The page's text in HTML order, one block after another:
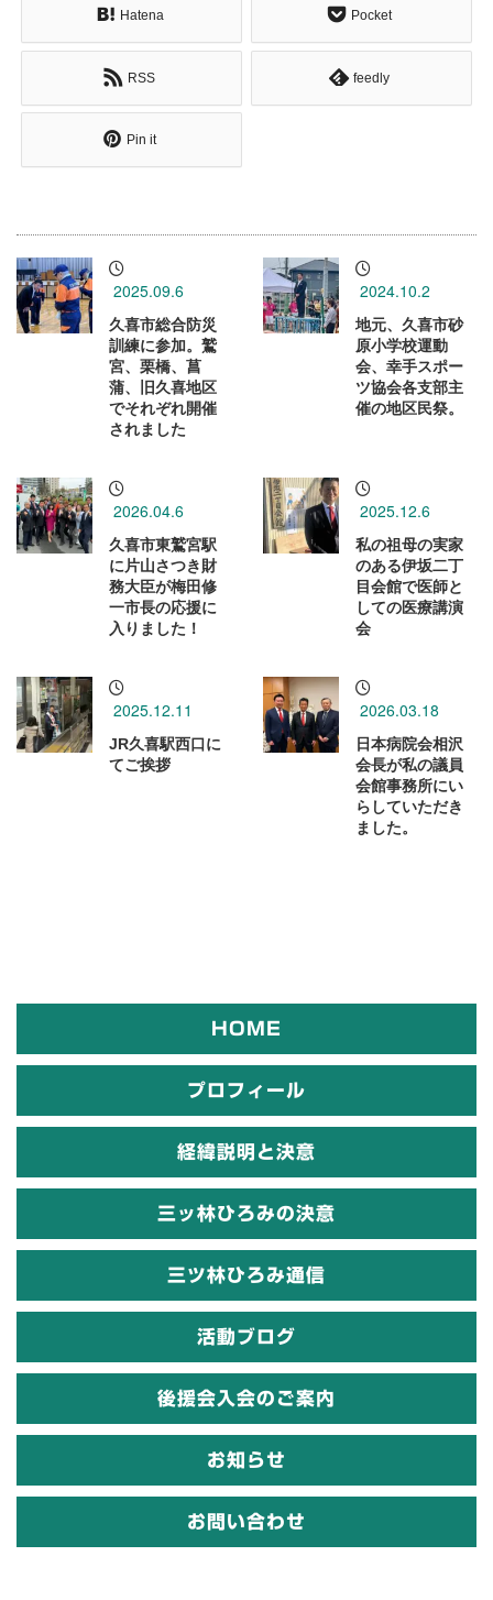
Hatena Pocket
RSS feedly
Pin it
2025.09.6
久喜市総合防災
訓練に参加。鷲
宮、栗橋、菖
蒲、旧久喜地区
でそれぞれ開催
されました
2024.10.2
地元、久喜市砂
原小学校運動
会、幸手スポー
ツ協会各支部主
催の地区民祭。
2026.04.6
久喜市東鷲宮駅
に片山さつき財
務大臣が梅田修
一市長の応援に
入りました！
2025.12.6
私の祖母の実家
のある伊坂二丁
目会館で医師と
しての医療講演
会
2025.12.11
JR久喜駅西口に
てご挨拶
2026.03.18
日本病院会相沢
会長が私の議員
会館事務所にい
らしていただき
ました。
HOME
プロフィール
経緯説明と決意
三ッ林ひろみの決意
三ツ林ひろみ通信
活動ブログ
後援会入会のご案内
お知らせ
お問い合わせ